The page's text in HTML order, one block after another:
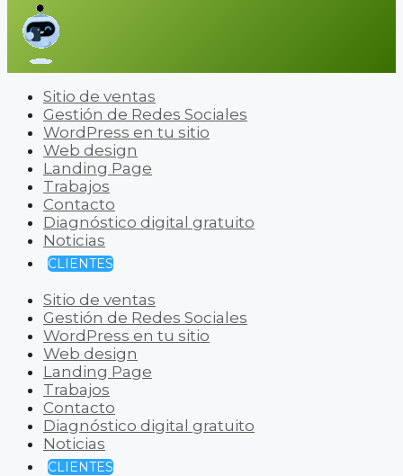
Sitio de ventas
Gestión de Redes Sociales
WordPress en tu sitio
Web design
Landing Page
Trabajos
Contacto
Diagnóstico digital gratuito
Noticias
CLIENTES
Sitio de ventas
Gestión de Redes Sociales
WordPress en tu sitio
Web design
Landing Page
Trabajos
Contacto
Diagnóstico digital gratuito
Noticias
CLIENTES